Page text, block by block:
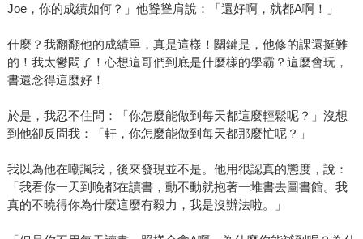
Joe，你的成績如何？」他聳聳肩說：「還好啊，就都A啊！」
什麼？我翻翻他的成績單，真是這樣！關鍵是，他修的課還挺難
的！我太鬱悶了！心想這哥們到底是什麼樣的學霸？這麼會玩，
書還念得這麼好！
於是，我忍不住問：「你怎麼能做到每天都這麼輕鬆呢？」沒想
到他卻反問我：「軒，你怎麼能做到每天都那麼忙呢？」
我以為他在嘲諷我，後來發現並不是。他用很認真的態度，說：
「我看你一天到晚都在讀書，動不動就抱著一堆書去圖書館。我
真的不曉得你為什麼這麼有毅力，我是沒辦法啦。」